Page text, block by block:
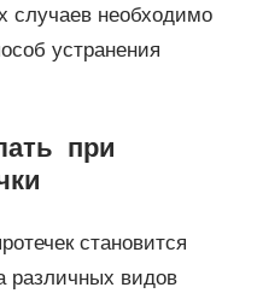
случаев необходимо
устранения
при
становится
различных видов